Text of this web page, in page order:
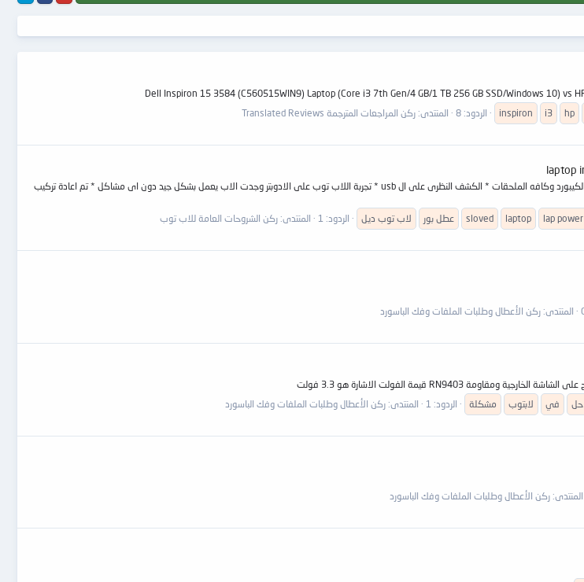
hp
i3
inspiron الردود: 8 المنتدى: ركن المراجعات المترجمة Translated Reviews
لاب توب Inspiron 5570 موديل الماذر بور la-f114p وصف العميل عطل بور الخطوات * فك اللاب توب ونزع الكيبورد وكافه الملحقات * الكشف النظرى على ال usb * تجربة اللاب توب على الادوبتر وجدت الاب يعمل بشكل جيد دون اى مشاكل * تم اعادة تركيب
laptop
sloved عطل بور لاب توب ديل الردود: 1 المنتدى: ركن الشروحات العامة للاب توب
المنتدى: ركن الأعطال وطلبات الملفات وفك الباسورد
حل في لابتوب مشكلة الردود: 1 المنتدى: ركن الأعطال وطلبات الملفات وفك الباسورد
المنتدى: ركن الأعطال وطلبات الملفات وفك الباسورد